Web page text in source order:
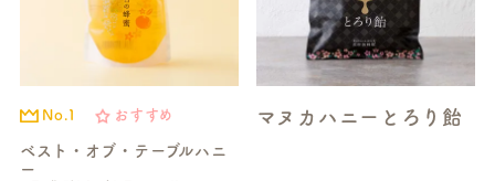
No.1 おすすめ
ベスト・オブ・テーブルハニ
ー
マヌカハニーとろり飴